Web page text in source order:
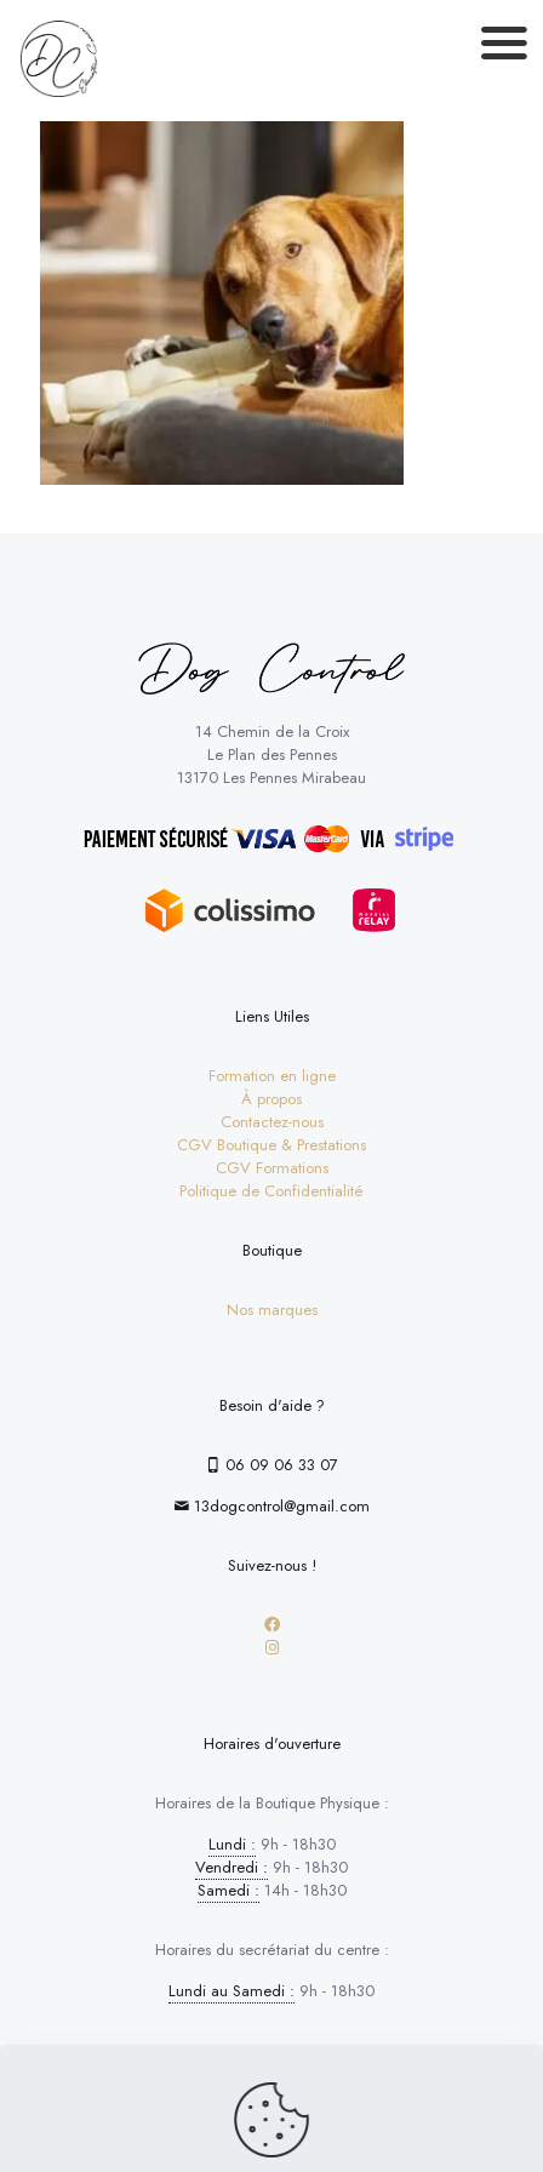
14 Chemin de la Croix
Le Plan des Pennes
13170 Les Pennes Mirabeau
Liens Utiles
Formation en ligne
À propos
Contactez-nous
CGV Boutique & Prestations
CGV Formations
Politique de Confidentialité
Boutique
Nos marques
Besoin d'aide ?
06 09 06 33 07
13dogcontrol@gmail.com
Suivez-nous !
Horaires d'ouverture
Horaires de la Boutique Physique :
Lundi : 9h - 18h30
Vendredi : 9h - 18h30
Samedi : 14h - 18h30
Horaires du secrétariat du centre :
Lundi au Samedi : 9h - 18h30
Dog Control © 2026 | Tous droits réservés